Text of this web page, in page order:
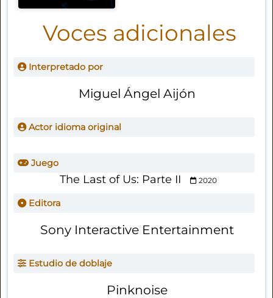
Voces adicionales
Interpretado por
Miguel Ángel Aijón
Actor idioma original
Juego
The Last of Us: Parte II 2020
Editora
Sony Interactive Entertainment
Estudio de doblaje
Pinknoise